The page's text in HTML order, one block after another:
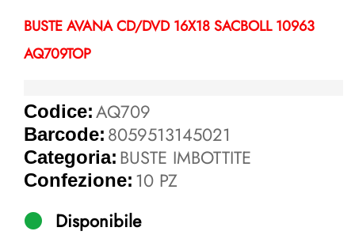
BUSTE AVANA CD/DVD 16X18 SACBOLL 10963
AQ709TOP
Codice:AQ709
Barcode: 8059513145021
Categoria: BUSTE IMBOTTITE
Confezione: 10 PZ
Disponibile